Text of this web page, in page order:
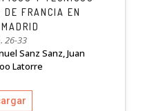
FRANCIA EN
26-33
Sanz Sanz, Juan
Latorre